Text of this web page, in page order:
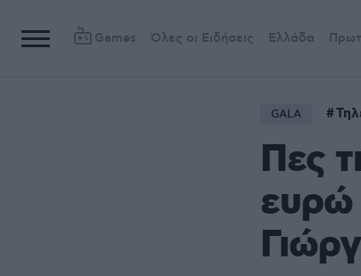
Games Όλες οι Ειδήσεις Ελλάδα
GALA
Πες
ευρώ